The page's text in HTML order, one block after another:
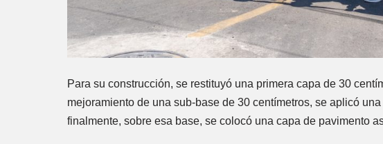
Para su construcción, se restituyó una primera capa de 30
mejoramiento de una sub-base de 30 centímetros, se aplicó
finalmente, sobre esa base, se colocó una capa de pavimento